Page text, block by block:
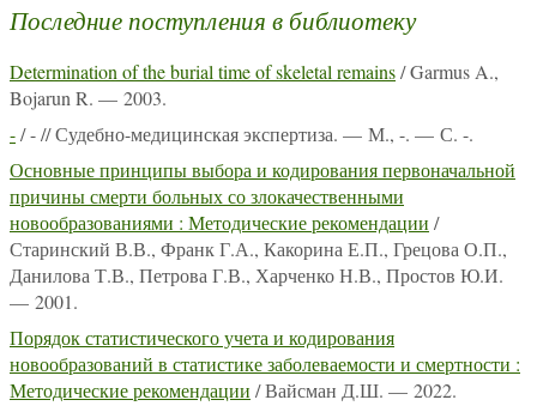
Последние поступления в библиотеку
Determination of the burial time of skeletal remains/ Garmus A.,
Bojarun R. — 2003.
-/ - // Судебно-медицинская экспертиза. — М., -. — С. -.
Основные принципы выбора и кодирования первоначальной
причины смерти больных со злокачественными
новообразованиями : Методические рекомендации /
Старинский В.В., Франк Г.А., Какорина Е.П., Грецова О.П.,
Данилова Т.В., Петрова Г.В., Харченко Н.В., Простов Ю.И.
— 2001.
Порядок статистического учета и кодирования
новообразований в статистике заболеваемости и смертности :
Методические рекомендации / Вайсман Д.Ш. — 2022.